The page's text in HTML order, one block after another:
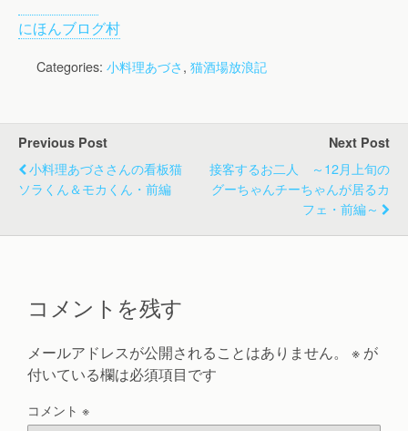
にほんブログ村
Categories: 小料理あづさ, 猫酒場放浪記
Previous Post
小料理あづささんの看板猫
ソラくん＆モカくん・前編
Next Post
接客するお二人 ～12月上旬の
グーちゃんチーちゃんが居るカ
フェ・前編～
コメントを残す
メールアドレスが公開されることはありません。 ※ が
付いている欄は必須項目です
コメント ※